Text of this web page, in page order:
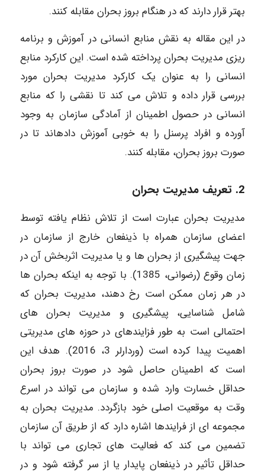
بهتر قرار دارند که در هنگام بروز بحران مقابله کنند.
در این مقاله به نقش منابع انسانی در آموزش و برنامه
ریزی مدیریت بحران پرداخته شده است. این کارکرد منابع
انسانی را به عنوان یک کارکرد مدیریت بحران مورد
بررسی قرار داده و تلاش می کند تا نقشی را که منابع
انسانی در حصول اطمینان از آمادگی سازمان به وجود
آورده و افراد پرسنل را به خوبی آموزش دادهاند تا در
صورت بروز بحران، مقابله کنند.
2. تعریف مدیریت بحران
مدیریت بحران عبارت است از تلاش نظام یافته توسط
اعضاى سازمان همراه با ذینفعان خارج از سازمان در
جهت پیشگیری از بحران ها و یا مدیریت اثربخش آن در
زمان وقوع (رضوانى، 1385). با توجه به اینکه بحران ها
در هر زمان ممکن است رخ دهند، مدیریت بحران که
شامل شناسایی، پیشگیری و مدیریت بحران های
احتمالی است به طور فزایندهای در حوزه های مدیریتی
اهمیت پیدا کرده است (وردارلر 3، 2016). هدف این
است که اطمینان حاصل شود در صورت بروز بحران
حداقل خسارت وارد شده و سازمان می تواند در اسرع
وقت به موقعیت اصلی خود بازگردد. مدیریت بحران به
مجموعه ای از فرایندها اشاره دارد که از طریق آن سازمان
تضمین می کند که فعالیت های تجاری می تواند با
حداقل تأثیر در ذینفعان پایدار یا از سر گرفته شود و در